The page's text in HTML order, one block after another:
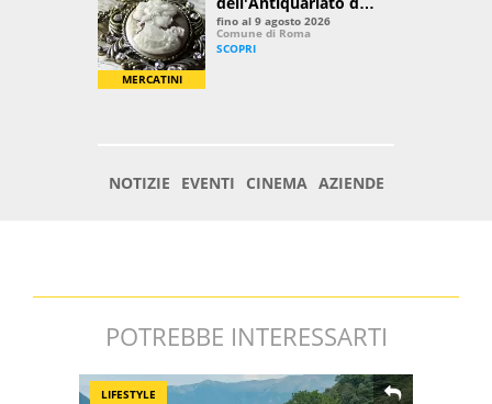
POTREBBE INTERESSARTI
LIFESTYLE